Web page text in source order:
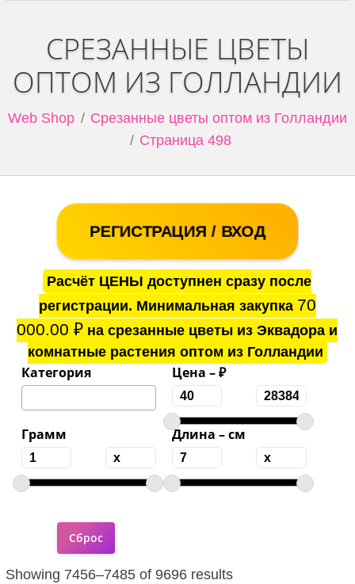
СРЕЗАННЫЕ ЦВЕТЫ
ОПТОМ ИЗ ГОЛЛАНДИИ
Web Shop
Срезанные цветы оптом из Голландии
Страница 498
РЕГИСТРАЦИЯ / ВХОД
Расчёт ЦЕНЫ доступнен сразу после
регистрации. Минимальная закупка 70
000.00₽ на срезанные цветы из Эквадора и
комнатные растения оптом из Голландии
Категория Цена – ₽
Грамм Длина – см
Showing 7456–7485 of 9696 results